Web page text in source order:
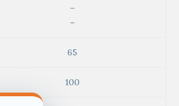
–
–
65
100